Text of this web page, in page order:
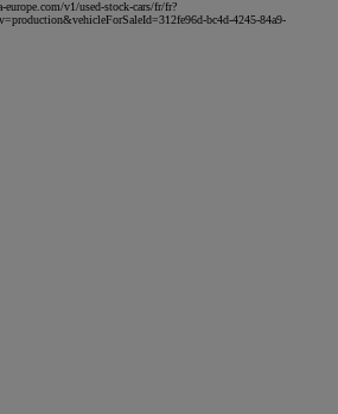
v1/used-stock-cars/fr/fr?
bc4d-4245-84a9-